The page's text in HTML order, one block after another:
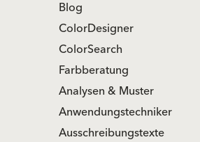
Blog
ColorDesigner
ColorSearch
Farbberatung
Analysen & Muster
Anwendungstechniker
Ausschreibungstexte